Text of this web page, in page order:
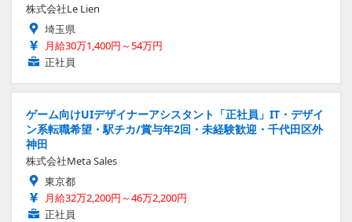
株式会社Le Lien
埼玉県
月給30万1,400円～54万円
正社員
ゲーム向けUIデザイナーアシスタント「正社員」IT・デザイ
ン系転職希望・駅チカ/賞与年2回・未経験歓迎・千代田区外
神田
株式会社Meta Sales
東京都
月給32万2,200円～46万2,200円
正社員